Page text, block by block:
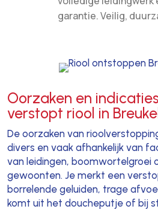
garantie. Veilig,
Oorzaken en
verstopt riool in
De oorzaken van
divers en vaak afhankelijk van
van leidingen, boomwortelgroei
gewoonten. Je merkt een
borrelende geluiden, trage
komt uit het doucheputje of bij